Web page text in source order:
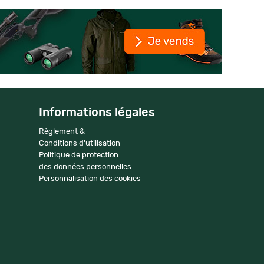
Informations légales
Règlement &
Conditions d'utilisation
Politique de protection
des données personnelles
Personnalisation des cookies